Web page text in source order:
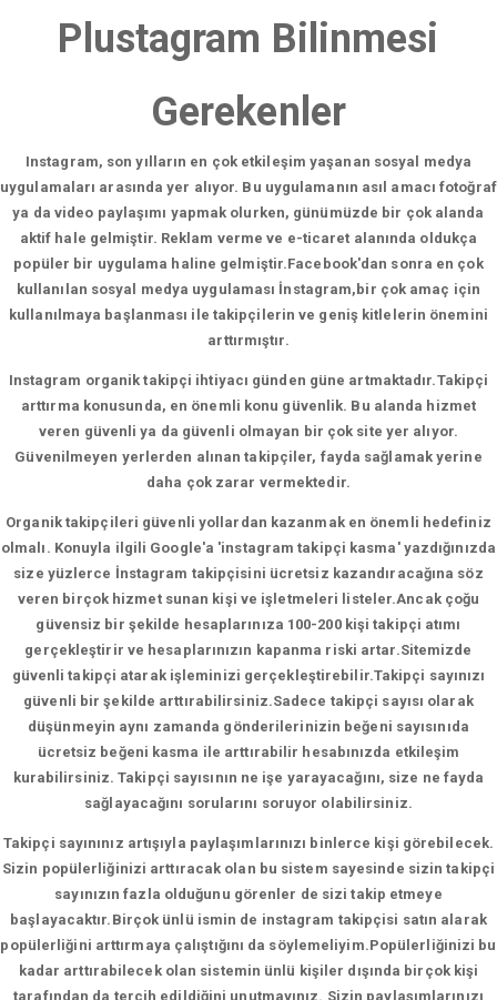
Plustagram Bilinmesi
Gerekenler
Instagram, son yılların en çok etkileşim yaşanan sosyal medya
uygulamaları arasında yer alıyor. Bu uygulamanın asıl amacı fotoğraf
ya da video paylaşımı yapmak olurken, günümüzde bir çok alanda
aktif hale gelmiştir. Reklam verme ve e-ticaret alanında oldukça
popüler bir uygulama haline gelmiştir.Facebook'dan sonra en çok
kullanılan sosyal medya uygulaması İnstagram,bir çok amaç için
kullanılmaya başlanması ile takipçilerin ve geniş kitlelerin önemini
arttırmıştır.
Instagram organik takipçi ihtiyacı günden güne artmaktadır.Takipçi
arttırma konusunda, en önemli konu güvenlik. Bu alanda hizmet
veren güvenli ya da güvenli olmayan bir çok site yer alıyor.
Güvenilmeyen yerlerden alınan takipçiler, fayda sağlamak yerine
daha çok zarar vermektedir.
Organik takipçileri güvenli yollardan kazanmak en önemli hedefiniz
olmalı. Konuyla ilgili Google'a 'instagram takipçi kasma' yazdığınızda
size yüzlerce İnstagram takipçisini ücretsiz kazandıracağına söz
veren birçok hizmet sunan kişi ve işletmeleri listeler.Ancak çoğu
güvensiz bir şekilde hesaplarınıza 100-200 kişi takipçi atımı
gerçekleştirir ve hesaplarınızın kapanma riski artar.Sitemizde
güvenli takipçi atarak işleminizi gerçekleştirebilir.Takipçi sayınızı
güvenli bir şekilde arttırabilirsiniz.Sadece takipçi sayısı olarak
düşünmeyin aynı zamanda gönderilerinizin beğeni sayısınıda
ücretsiz beğeni kasma ile arttırabilir hesabınızda etkileşim
kurabilirsiniz. Takipçi sayısının ne işe yarayacağını, size ne fayda
sağlayacağını sorularını soruyor olabilirsiniz.
Takipçi sayınınız artışıyla paylaşımlarınızı binlerce kişi görebilecek.
Sizin popülerliğinizi arttıracak olan bu sistem sayesinde sizin takipçi
sayınızın fazla olduğunu görenler de sizi takip etmeye
başlayacaktır.Birçok ünlü ismin de instagram takipçisi satın alarak
popülerliğini arttırmaya çalıştığını da söylemeliyim.Popülerliğinizi bu
kadar arttırabilecek olan sistemin ünlü kişiler dışında birçok kişi
tarafından da tercih edildiğini unutmayınız. Sizin paylaşımlarınızı